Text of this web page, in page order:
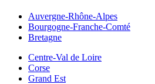
Auvergne-Rhône-Alpes
Bourgogne-Franche-Comté
Bretagne
Centre-Val de Loire
Corse
Grand Est